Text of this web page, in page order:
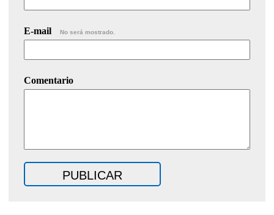
E-mail No será mostrado.
Comentario